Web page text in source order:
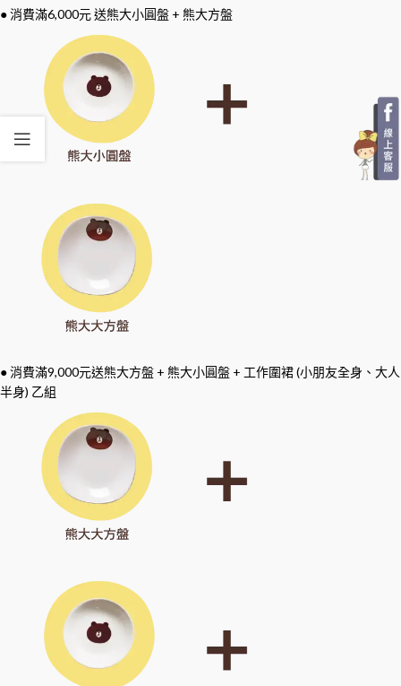
● 消費滿6,000元 送熊大小圓盤 + 熊大方盤
● 消費滿9,000元送熊大方盤 + 熊大小圓盤 + 工作圍裙 (小朋友全身、大人
半身) 乙組